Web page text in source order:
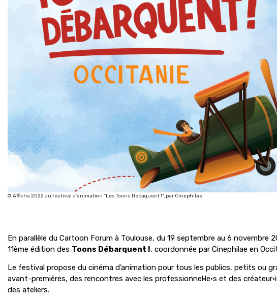
© Affiche 2022 du festival d’animation “Les Toons Débaquent !”, par Cinephilae
En parallèle du Cartoon Forum à Toulouse, du 19 septembre au 6 novembre
11ème édition des Toons Débarquent !, coordonnée par Cinephilae en
Le festival propose du cinéma d’animation pour tous les publics, petits ou
avant-premières, des rencontres avec les professionnel·le·s et des
des ateliers.